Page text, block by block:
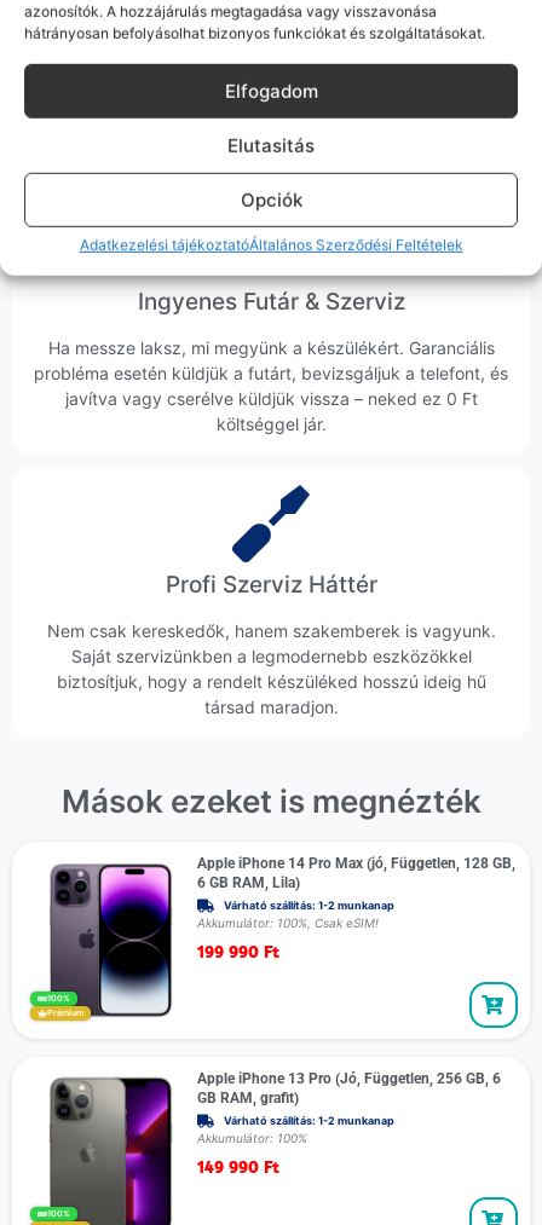
azonosítók. A hozzájárulás megtagadása vagy visszavonása
hátrányosan befolyásolhat bizonyos funkciókat és szolgáltatásokat.
Elfogadom
Elutasitás
Opciók
Adatkezelési tájékoztatóÁltalános Szerződési Feltételek
Korrekt Ügyintézés
Hibázni emberi dolog, de a felelősségvállalás nálunk alap.
Ha ritkán előfordul egy hiba, nem kifogásokat keresünk,
hanem megoldást. Szakértő kollégáink azonnal kézbe
veszik az ügyedet.
Ingyenes Futár & Szerviz
Ha messze laksz, mi megyünk a készülékért. Garanciális
probléma esetén küldjük a futárt, bevizsgáljuk a telefont, és
javítva vagy cserélve küldjük vissza – neked ez 0 Ft
költséggel jár.
Profi Szerviz Háttér
Nem csak kereskedők, hanem szakemberek is vagyunk.
Saját szervizünkben a legmodernebb eszközökkel
biztosítjuk, hogy a rendelt készüléked hosszú ideig hű
társad maradjon.
Mások ezeket is megnézték
100%
Prémium
Apple iPhone 14 Pro Max (jó, Független, 128 GB,
6 GB RAM, Lila)
Várható szállítás: 1-2 munkanap
Akkumulátor: 100%, Csak eSIM!
199 990 Ft
100%
Apple iPhone 13 Pro (Jó, Független, 256 GB, 6
GB RAM, grafit)
Várható szállítás: 1-2 munkanap
Akkumulátor: 100%
149 990 Ft